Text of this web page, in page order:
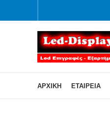
ΑΡΧΙΚΗ ΕΤΑΙΡΕΙΑ